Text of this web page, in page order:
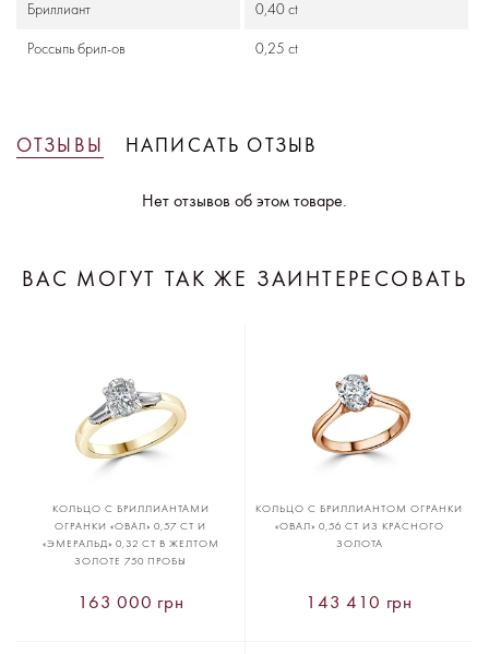
Бриллиант 0,40 ct
Россыпь брил-ов 0,25 ct
ОТЗЫВЫ НАПИСАТЬ ОТЗЫВ
Нет отзывов об этом товаре.
ВАС МОГУТ ТАК ЖЕ ЗАИНТЕРЕСОВАТЬ
КОЛЬЦО С БРИЛЛИАНТАМИ
ОГРАНКИ «ОВАЛ» 0,57 CT И
«ЭМЕРАЛЬД» 0,32 CT В ЖЕЛТОМ
ЗОЛОТЕ 750 ПРОБЫ
163 000 грн
КОЛЬЦО С БРИЛЛИАНТОМ ОГРАНКИ
«ОВАЛ» 0,56 CT ИЗ КРАСНОГО
ЗОЛОТА
143 410 грн